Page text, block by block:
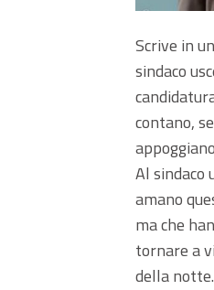
Scrive in
sindaco
contano,
Al sindaco
amano
ma che
tornare a
della notte.